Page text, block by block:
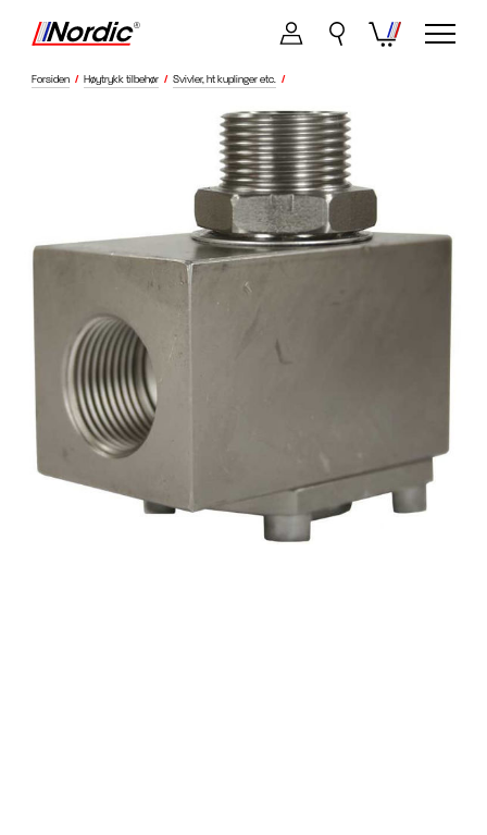
Forsiden / Høytrykk tilbehør / Svivler, ht kuplinger etc. /